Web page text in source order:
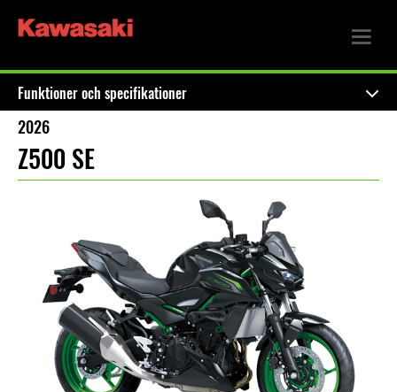
Funktioner och specifikationer
2026
Z500 SE